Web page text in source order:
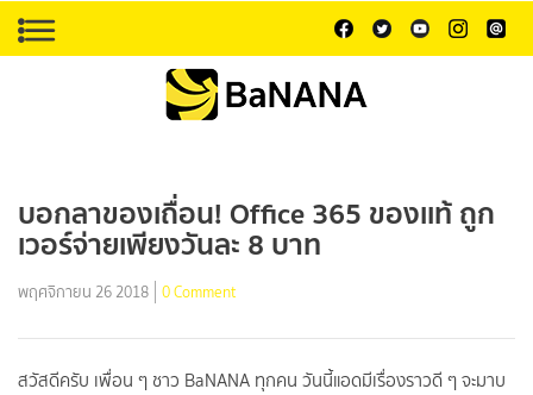
บอกลาของเถื่อน! Office 365 ของเเท้ ถูก
เวอร์จ่ายเพียงวันละ 8 บาท
พฤศจิกายน 26 2018 0 Comment
สวัสดีครับ เพื่อน ๆ ชาว BaNANA ทุกคน วันนี้แอดมีเรื่องราวดี ๆ จะมาบ